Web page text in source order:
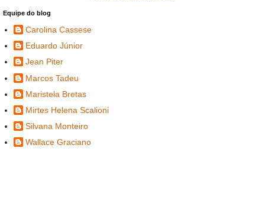
Equipe do blog
Carolina Cassese
Eduardo Júnior
Jean Piter
Marcos Tadeu
Maristela Bretas
Mirtes Helena Scalioni
Silvana Monteiro
Wallace Graciano